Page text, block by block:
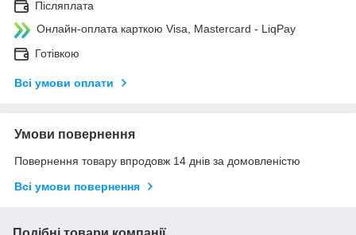
Післяплата
Онлайн-оплата карткою Visa, Mastercard - LiqPay
Готівкою
Всі умови оплати
Умови повернення
Повернення товару впродовж 14 днів за домовленістю
Всі умови повернення